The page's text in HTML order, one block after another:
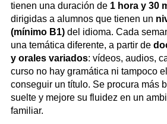
tienen una duración de 1 hora y 30
dirigidas a alumnos que tienen un
(mínimo B1) del idioma. Cada
una temática diferente, a partir de
y orales variados: vídeos, audios,
curso no hay gramática ni tampoco
conseguir un título. Se procura más
suelte y mejore su fluidez en un
familiar.